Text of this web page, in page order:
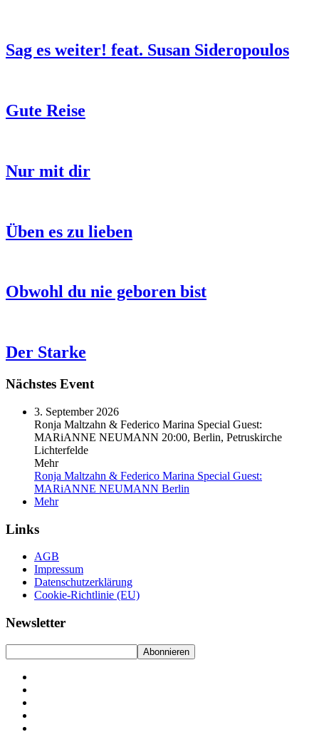
Sag es weiter! feat. Susan Sideropoulos
Gute Reise
Nur mit dir
Üben es zu lieben
Obwohl du nie geboren bist
Der Starke
Nächstes Event
3. September 2026
Ronja Maltzahn & Federico Marina Special Guest:
MARiANNE NEUMANN 20:00, Berlin, Petruskirche
Lichterfelde
Mehr
Ronja Maltzahn & Federico Marina Special Guest:
MARiANNE NEUMANN Berlin
Mehr
Links
AGB
Impressum
Datenschutzerklärung
Cookie-Richtlinie (EU)
Newsletter